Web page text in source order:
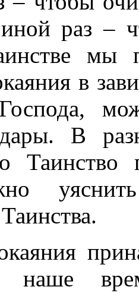
иной раз –
мы
в
В
Таинство
наше